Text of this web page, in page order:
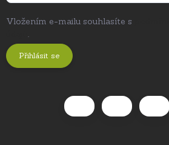
Vložením e-mailu souhlasíte s
.
Přihlásit se